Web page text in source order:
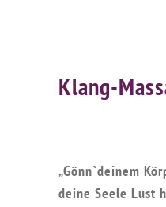
Klang-
„Gönn`deinem
deine Seele Lust